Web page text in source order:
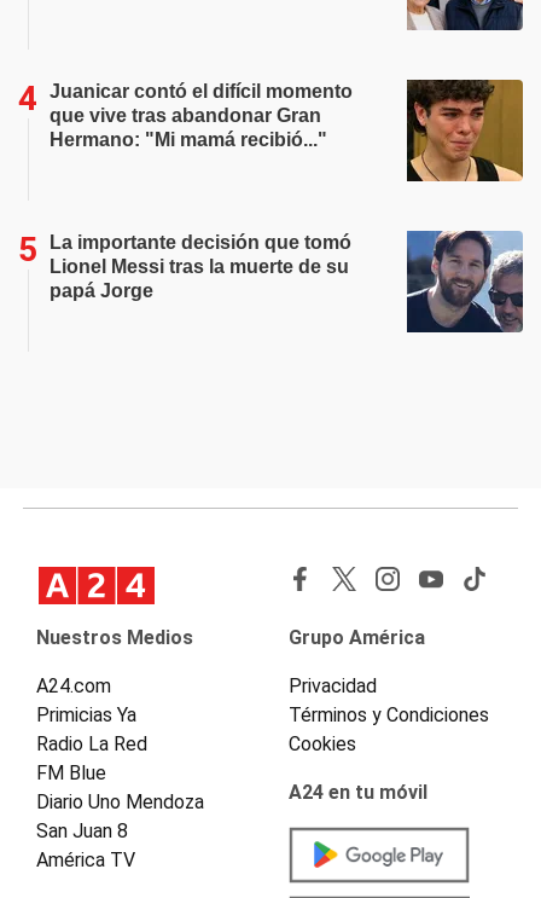
Juanicar contó el difícil momento
que vive tras abandonar Gran
Hermano: "Mi mamá recibió..."
La importante decisión que tomó
Lionel Messi tras la muerte de su
papá Jorge
Nuestros Medios
A24.com
Primicias Ya
Radio La Red
FM Blue
Diario Uno Mendoza
San Juan 8
América TV
Grupo América
Privacidad
Términos y Condiciones
Cookies
A24 en tu móvil